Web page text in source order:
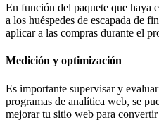
En función del paquete que haya
a los huéspedes de escapada de
aplicar a las compras durante el
Medición y optimización
Es importante supervisar y
programas de analítica web, se
mejorar tu sitio web para